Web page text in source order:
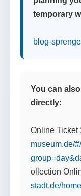
temporary
blog-
You can
directly:
Online Ticket
museum.de/
ollection
stadt.de/home